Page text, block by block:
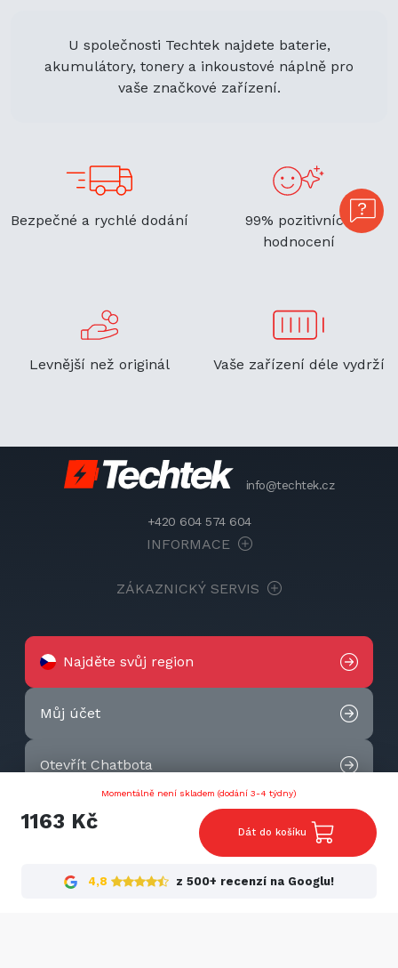
Momentálně není skladem (dodání 3-4 týdny)
1163 Kč Dát do košíku
4,8 z 500+ recenzí na Googlu!
U společnosti Techtek najdete baterie,
akumulátory, tonery a inkoustové náplně pro
vaše značkové zařízení.
Bezpečné a rychlé dodání
99% pozitivních
hodnocení
Levnější než originál Vaše zařízení déle vydrží
info@techtek.cz
+420 604 574 604
INFORMACE
ZÁKAZNICKÝ SERVIS
Najděte svůj region
Můj účet
Otevřít Chatbota
Kontaktujte nás